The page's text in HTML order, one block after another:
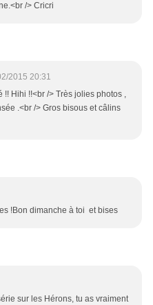
/> Cricri
2015 20:31
!! Hihi !!<br /> Très jolies photos ,
.<br /> Gros bisous et câlins
!Bon dimanche à toi et bises
sur les Hérons, tu as vraiment